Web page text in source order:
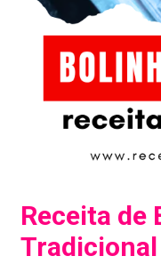
Receita de
Tradicional